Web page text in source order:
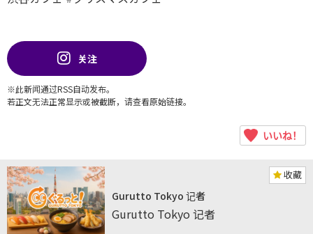
关注
※此新闻通过RSS自动发布。
若正文无法正常显示或被截断，请查看原始链接。
いいね！
收藏
Gurutto Tokyo 记者
Gurutto Tokyo 记者